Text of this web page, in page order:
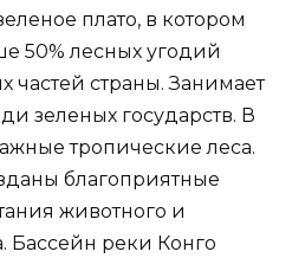
плато, в котором
50% лесных угодий
частей страны. Занимает
зеленых государств. В
тропические леса.
благоприятные
животного и
Бассейн реки Конго